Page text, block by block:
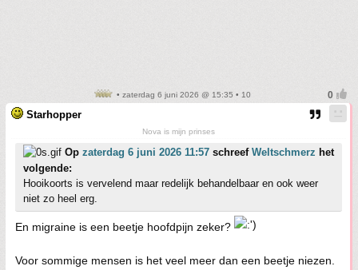
• zaterdag 6 juni 2026 @ 15:35 • 10
Starhopper
Nova is mijn prinses
Op zaterdag 6 juni 2026 11:57 schreef Weltschmerz het
volgende:
Hooikoorts is vervelend maar redelijk behandelbaar en ook weer
niet zo heel erg.
En migraine is een beetje hoofdpijn zeker?
Voor sommige mensen is het veel meer dan een beetje niezen.